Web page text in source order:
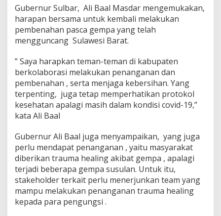
K
a
b
u
p
t
e
n
Gubernur Sulbar, Ali Baal Masdar mengemukakan,
harapan bersama untuk kembali melakukan
pembenahan pasca gempa yang telah
mengguncang Sulawesi Barat.
” Saya harapkan teman-teman di kabupaten
berkolaborasi melakukan penanganan dan
pembenahan , serta menjaga kebersihan. Yang
terpenting, juga tetap memperhatikan protokol
kesehatan apalagi masih dalam kondisi covid-19,”
kata Ali Baal
Gubernur Ali Baal juga menyampaikan, yang juga
perlu mendapat penanganan , yaitu masyarakat
diberikan trauma healing akibat gempa , apalagi
terjadi beberapa gempa susulan. Untuk itu,
stakeholder terkait perlu menerjunkan team yang
mampu melakukan penanganan trauma healing
kepada para pengungsi .